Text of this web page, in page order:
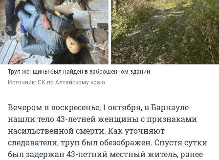
Труп женщины был найден в заброшенном здании
Источник: СК по Алтайскому краю
Вечером в воскресенье, 1 октября, в Барнауле
нашли тело 43-летней женщины с признаками
насильственной смерти. Как уточняют
следователи, труп был обезображен. Спустя сутки
был задержан 43-летний местный житель, ранее